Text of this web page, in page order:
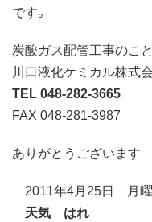
です。
炭酸ガス配管工事のこ
川口液化ケミカル株式
TEL 048-282-3665
FAX 048-281-3987
ありがとうございます
2011年4月25日 月
天気 はれ